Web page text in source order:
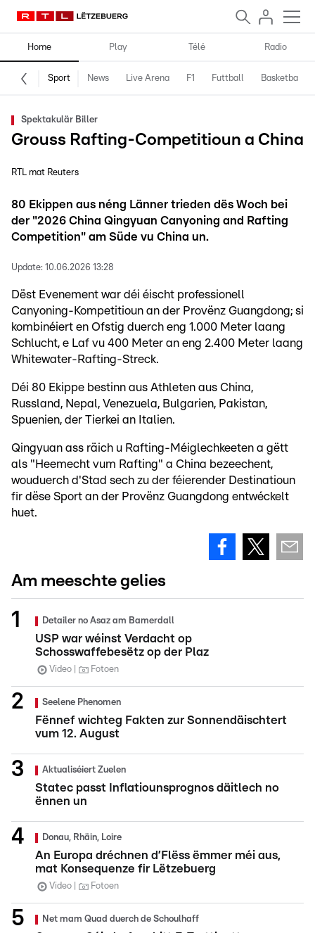
Home Play Télé Radio
Sport News Live Arena F1 Futtball Basketball
Spektakulär Biller
Grouss Rafting-Competitioun a China
RTL mat Reuters
80 Ekippen aus néng Länner trieden dës Woch bei
der "2026 China Qingyuan Canyoning and Rafting
Competition" am Süde vu China un.
Update: 10.06.2026 13:28
Dëst Evenement war déi éischt professionell
Canyoning-Kompetitioun an der Provënz Guangdong; si
kombinéiert en Ofstig duerch eng 1.000 Meter laang
Schlucht, e Laf vu 400 Meter an eng 2.400 Meter laang
Whitewater-Rafting-Streck.
Déi 80 Ekippe bestinn aus Athleten aus China,
Russland, Nepal, Venezuela, Bulgarien, Pakistan,
Spuenien, der Tierkei an Italien.
Qingyuan ass räich u Rafting-Méiglechkeeten a gëtt
als "Heemecht vum Rafting" a China bezeechent,
wouduerch d'Stad sech zu der féierender Destinatioun
fir dëse Sport an der Provënz Guangdong entwéckelt
huet.
Am meeschte gelies
Detailer no Asaz am Bamerdall
USP war wéinst Verdacht op
Schosswaffebesëtz op der Plaz
Video Fotoen
Seelene Phenomen
Fënnef wichteg Fakten zur Sonnendäischtert
vum 12. August
Aktualiséiert Zuelen
Statec passt Inflatiounsprognos däitlech no
ënnen un
Donau, Rhäin, Loire
An Europa dréchnen d’Flëss ëmmer méi aus,
mat Konsequenze fir Lëtzebuerg
Video Fotoen
Net mam Quad duerch de Schoulhaff